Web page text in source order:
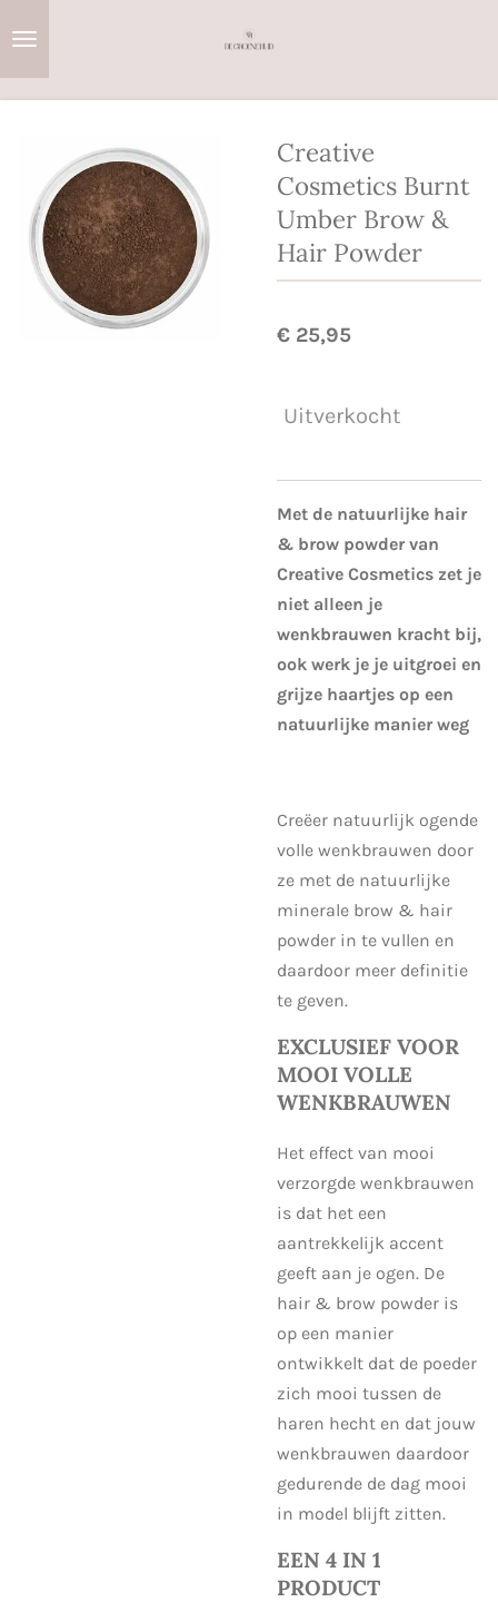
hoofdinhoud
Creative
Cosmetics Burnt
Umber Brow &
Hair Powder
€ 25,95
Uitverkocht
Met de natuurlijke hair
& brow powder van
Creative Cosmetics zet je
niet alleen je
wenkbrauwen kracht bij,
ook werk je je uitgroei en
grijze haartjes op een
natuurlijke manier weg
Creëer natuurlijk ogende
volle wenkbrauwen door
ze met de natuurlijke
minerale brow & hair
powder in te vullen en
daardoor meer definitie
te geven.
EXCLUSIEF VOOR
MOOI VOLLE
WENKBRAUWEN
Het effect van mooi
verzorgde wenkbrauwen
is dat het een
aantrekkelijk accent
geeft aan je ogen. De
hair & brow powder is
op een manier
ontwikkelt dat de poeder
zich mooi tussen de
haren hecht en dat jouw
wenkbrauwen daardoor
gedurende de dag mooi
in model blijft zitten.
EEN 4 IN 1
PRODUCT